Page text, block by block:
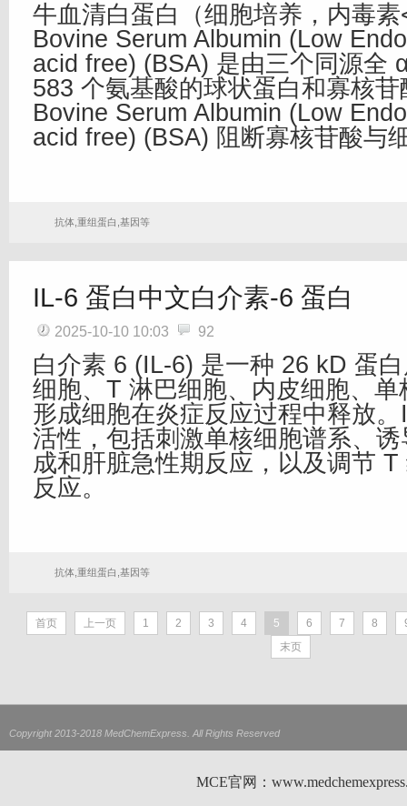
牛血清白蛋白（细胞培养，内毒
Bovine Serum Albumin (Low
acid free) (BSA) 是由三个同源全
583 个氨基酸的球状蛋白和寡核
Bovine Serum Albumin (Low
acid free) (BSA) 阻断寡核苷酸与
抗体,重组蛋白,基因等
IL-6 蛋白中文白介素-6 蛋白
2025-10-10 10:03 92
白介素 6 (IL-6) 是一种 26 kD 蛋
细胞、T 淋巴细胞、内皮细胞、单
形成细胞在炎症反应过程中释放
活性，包括刺激单核细胞谱系、
成和肝脏急性期反应，以及调节
反应。
抗体,重组蛋白,基因等
首页 上一页 1 2 3 4 5 6 7 8
末页
Copyright 2013-2018 MedChemExpress. All Rights Reserved
MCE官网：